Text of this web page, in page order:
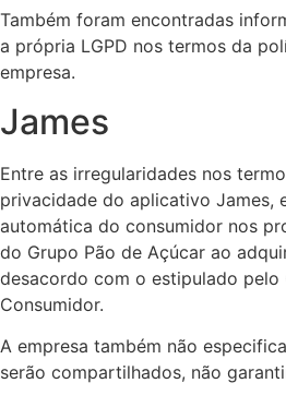
Também foram encontradas
a própria LGPD nos termos da
empresa.
James
Entre as irregularidades nos
privacidade do aplicativo James,
automática do consumidor nos
do Grupo Pão de Açúcar ao
desacordo com o estipulado
Consumidor.
A empresa também não
serão compartilhados, não